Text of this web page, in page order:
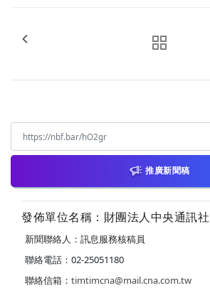
推廣新聞稿
發佈單位名稱：財團法人中央通訊社
新聞聯絡人：訊息服務核稿員
聯絡電話：02-25051180
聯絡信箱： timtimcna@mail.cna.com.tw